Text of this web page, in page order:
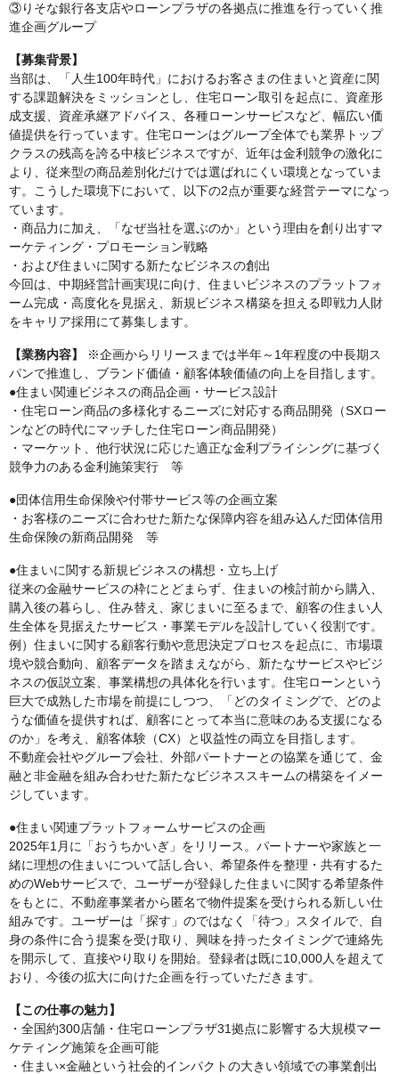
③りそな銀行各支店やローンプラザの各拠点に推進を行っていく推
進企画グループ
【募集背景】
当部は、「人生100年時代」におけるお客さまの住まいと資産に関
する課題解決をミッションとし、住宅ローン取引を起点に、資産形
成支援、資産承継アドバイス、各種ローンサービスなど、幅広い価
値提供を行っています。住宅ローンはグループ全体でも業界トップ
クラスの残高を誇る中核ビジネスですが、近年は金利競争の激化に
より、従来型の商品差別化だけでは選ばれにくい環境となっていま
す。こうした環境下において、以下の2点が重要な経営テーマになっ
ています。
・商品力に加え、「なぜ当社を選ぶのか」という理由を創り出すマ
ーケティング・プロモーション戦略
・および住まいに関する新たなビジネスの創出
今回は、中期経営計画実現に向け、住まいビジネスのプラットフォ
ーム完成・高度化を見据え、新規ビジネス構築を担える即戦力人財
をキャリア採用にて募集します。
【業務内容】
※企画からリリースまでは半年～1年程度の中長期ス
パンで推進し、ブランド価値・顧客体験価値の向上を目指します。
●住まい関連ビジネスの商品企画・サービス設計
・住宅ローン商品の多様化するニーズに対応する商品開発（SXロー
ンなどの時代にマッチした住宅ローン商品開発）
・マーケット、他行状況に応じた適正な金利プライシングに基づく
競争力のある金利施策実行 等
●団体信用生命保険や付帯サービス等の企画立案
・お客様のニーズに合わせた新たな保障内容を組み込んだ団体信用
生命保険の新商品開発 等
●住まいに関する新規ビジネスの構想・立ち上げ
従来の金融サービスの枠にとどまらず、住まいの検討前から購入、
購入後の暮らし、住み替え、家じまいに至るまで、顧客の住まい人
生全体を見据えたサービス・事業モデルを設計していく役割です。
例）住まいに関する顧客行動や意思決定プロセスを起点に、市場環
境や競合動向、顧客データを踏まえながら、新たなサービスやビジ
ネスの仮説立案、事業構想の具体化を行います。住宅ローンという
巨大で成熟した市場を前提にしつつ、「どのタイミングで、どのよ
うな価値を提供すれば、顧客にとって本当に意味のある支援になる
のか」を考え、顧客体験（CX）と収益性の両立を目指します。
不動産会社やグループ会社、外部パートナーとの協業を通じて、金
融と非金融を組み合わせた新たなビジネススキームの構築をイメー
ジしています。
●住まい関連プラットフォームサービスの企画
2025年1月に「おうちかいぎ」をリリース。パートナーや家族と一
緒に理想の住まいについて話し合い、希望条件を整理・共有するた
めのWebサービスで、ユーザーが登録した住まいに関する希望条件
をもとに、不動産事業者から匿名で物件提案を受けられる新しい仕
組みです。ユーザーは「探す」のではなく「待つ」スタイルで、自
身の条件に合う提案を受け取り、興味を持ったタイミングで連絡先
を開示して、直接やり取りを開始。登録者は既に10,000人を超えて
おり、今後の拡大に向けた企画を行っていただきます。
【この仕事の魅力】
・全国約300店舗・住宅ローンプラザ31拠点に影響する大規模マー
ケティング施策を企画可能
・住まい×金融という社会的インパクトの大きい領域での事業創出